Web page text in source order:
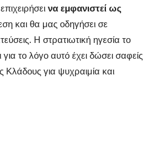
να εμφανιστεί ως
και θα μας οδηγήσει σε
Η στρατιωτική ηγεσία το
το λόγο αυτό έχει δώσει σαφείς
Κλάδους για ψυχραιμία και